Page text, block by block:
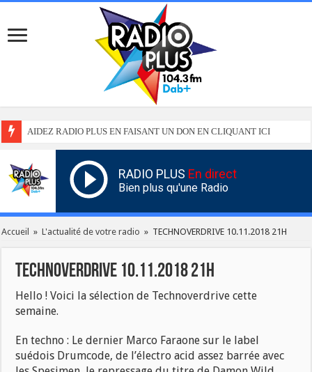
AIDEZ RADIO PLUS EN FAISANT UN DON EN CLIQUANT ICI
RADIO PLUS En direct
Bien plus qu'une Radio
Accueil » L'actualité de votre radio » TECHNOVERDRIVE 10.11.2018 21H
TECHNOVERDRIVE 10.11.2018 21H
Hello ! Voici la sélection de Technoverdrive cette
semaine.
En techno : Le dernier Marco Faraone sur le label
suédois Drumcode, de l’électro acid assez barrée avec